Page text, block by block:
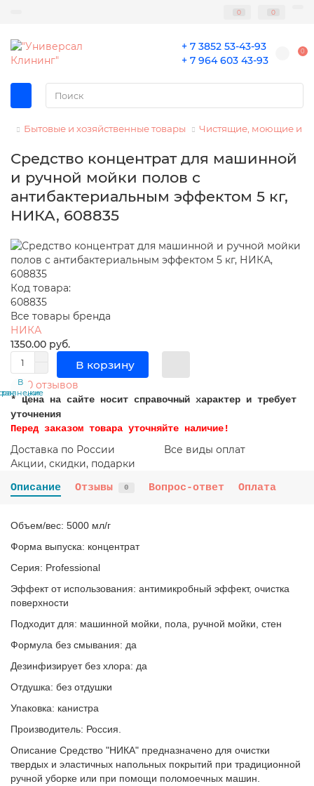
0 0
+ 7 3852 53-43-93
+ 7 964 603 43-93
0
Бытовые и хозяйственные товары Чистящие, моющие и
Средство концентрат для машинной
и ручной мойки полов с
антибактериальным эффектом 5 кг,
НИКА, 608835
Код товара:
608835
Все товары бренда
НИКА
1350.00 руб.
В корзину
В
закладки
В 0 отзывов
* Цена на сайте носит справочный характер и требует
уточнения
Перед заказом товара уточняйте наличие!
Доставка по России
Все виды оплат
Акции, скидки, подарки
Описание
Отзывы 0 Вопрос-ответ Оплата
Объем/вес: 5000 мл/г
Форма выпуска: концентрат
Серия: Professional
Эффект от использования: антимикробный эффект, очистка
поверхности
Подходит для: машинной мойки, пола, ручной мойки, стен
Формула без смывания: да
Дезинфизирует без хлора: да
Отдушка: без отдушки
Упаковка: канистра
Производитель: Россия.
Описание Средство "НИКА" предназначено для очистки
твердых и эластичных напольных покрытий при традиционной
ручной уборке или при помощи поломоечных машин.